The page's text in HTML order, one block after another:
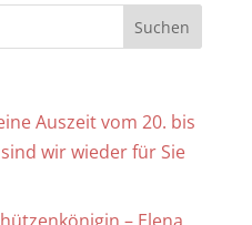
Auszeit vom 20. bis
sind wir wieder für Sie